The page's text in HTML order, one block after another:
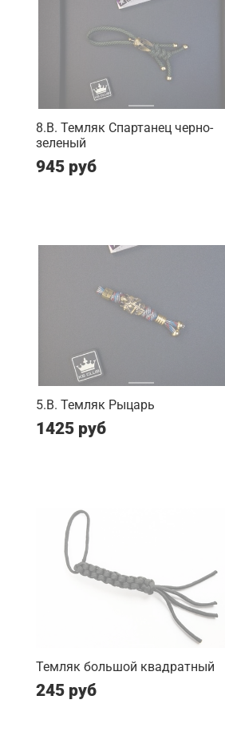
8.B. Темляк Спартанец черно-
зеленый
945 руб
5.B. Темляк Рыцарь
1425 руб
Темляк большой квадратный
245 руб